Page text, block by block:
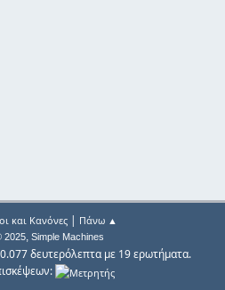
και Κανόνες| Πάνω ▲
2025, Simple Machines
δευτερόλεπτα με 19 ερωτήματα.